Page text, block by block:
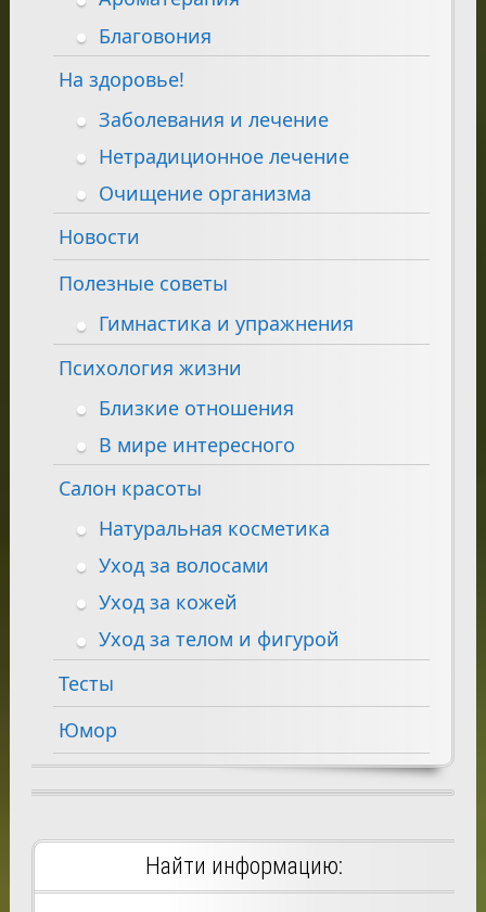
Благовония
На здоровье!
Заболевания и лечение
Нетрадиционное лечение
Очищение организма
Новости
Полезные советы
Гимнастика и упражнения
Психология жизни
Близкие отношения
В мире интересного
Салон красоты
Натуральная косметика
Уход за волосами
Уход за кожей
Уход за телом и фигурой
Тесты
Юмор
Найти информацию: